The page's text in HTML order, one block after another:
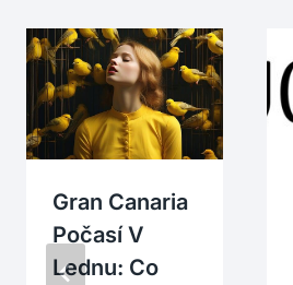
Gran Canaria
Počasí V
Lednu: Co